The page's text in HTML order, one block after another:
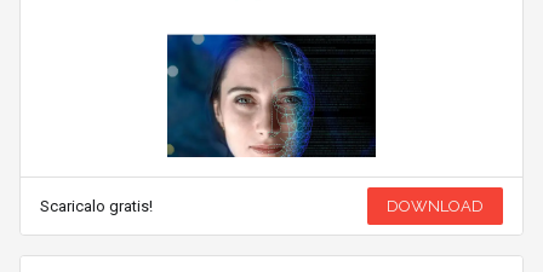
Scaricalo gratis! DOWNLOAD